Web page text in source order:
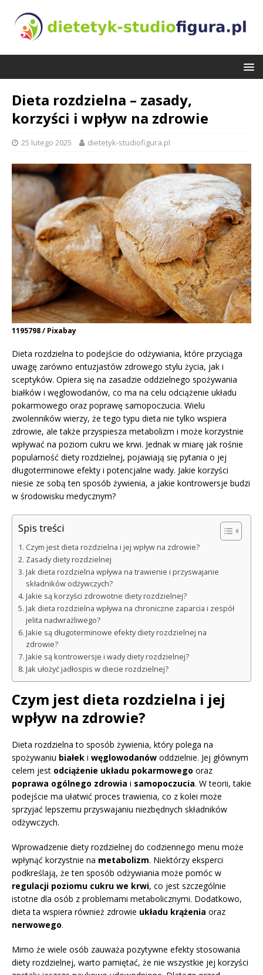
Dieta rozdzielna – zasady,
korzyści i wpływ na zdrowie
25 lutego 2025 dietetyk-studiofigura.pl
1195798 / Pixabay
Dieta rozdzielna to podejście do odżywiania, które przyciąga
uwagę zarówno entuzjastów zdrowego stylu życia, jak i
sceptyków. Opiera się na zasadzie oddzielnego spożywania
białków i węglowodanów, co ma na celu odciążenie układu
pokarmowego oraz poprawę samopoczucia. Wielu
zwolenników wierzy, że tego typu dieta nie tylko wspiera
zdrowie, ale także przyspiesza metabolizm i może korzystnie
wpływać na poziom cukru we krwi. Jednak w miarę jak rośnie
popularność diety rozdzielnej, pojawiają się pytania o jej
długoterminowe efekty i potencjalne wady. Jakie korzyści
niesie ze sobą ten sposób żywienia, a jakie kontrowersje budzi
w środowisku medycznym?
Spis treści
Czym jest dieta rozdzielna i jej wpływ na zdrowie?
Zasady diety rozdzielnej
Jak dieta rozdzielna wpływa na trawienie i przyswajanie
składników odżywczych?
Jakie są korzyści zdrowotne diety rozdzielnej?
Jak dieta rozdzielna wpływa na chroniczne zaparcia i zespół
jelita nadwrażliwego?
Jakie są długoterminowe efekty diety rozdzielnej na
zdrowie?
Jakie są kontrowersje i wady diety rozdzielnej?
Jak ułożyć jadłospis w diecie rozdzielnej?
Czym jest dieta rozdzielna i jej
wpływ na zdrowie?
Dieta rozdzielna to sposób żywienia, który polega na
spożywaniu białek i węglowodanów oddzielnie. Jej głównym
celem jest odciążenie układu pokarmowego oraz
poprawa ogólnego zdrowia i samopoczucia. W teorii, takie
podejście ma ułatwić proces trawienia, co z kolei może
sprzyjać lepszemu przyswajaniu niezbędnych składników
odżywczych.
Wprowadzenie diety rozdzielnej do codziennego menu może
wpłynąć korzystnie na metabolizm. Niektórzy eksperci
podkreślają, że ten sposób odżywiania może pomóc w
regulacji poziomu cukru we krwi, co jest szczególnie
istotne dla osób z problemami metabolicznymi. Dodatkowo,
dieta ta wspiera również zdrowie układu krążenia oraz
nerwowego.
Mimo że wiele osób zauważa pozytywne efekty stosowania
diety rozdzielnej, warto pamiętać, że nie wszystkie jej korzyści